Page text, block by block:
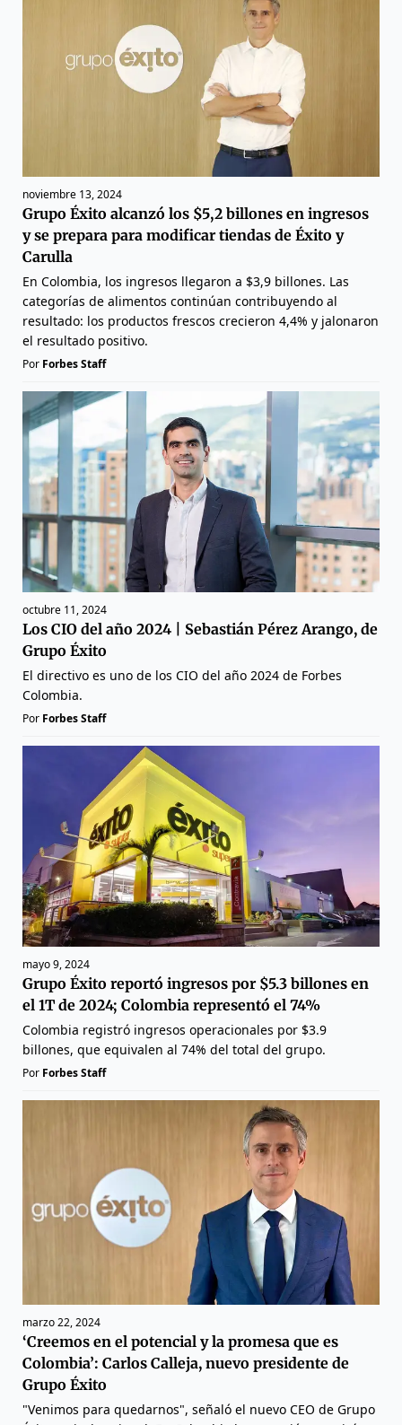
noviembre 13, 2024
Grupo Éxito alcanzó los $5,2 billones en ingresos
y se prepara para modificar tiendas de Éxito y
Carulla
En Colombia, los ingresos llegaron a $3,9 billones. Las
categorías de alimentos continúan contribuyendo al
resultado: los productos frescos crecieron 4,4% y jalonaron
el resultado positivo.
Por Forbes Staff
octubre 11, 2024
Los CIO del año 2024 | Sebastián Pérez Arango, de
Grupo Éxito
El directivo es uno de los CIO del año 2024 de Forbes
Colombia.
Por Forbes Staff
mayo 9, 2024
Grupo Éxito reportó ingresos por $5.3 billones en
el 1T de 2024; Colombia representó el 74%
Colombia registró ingresos operacionales por $3.9
billones, que equivalen al 74% del total del grupo.
Por Forbes Staff
marzo 22, 2024
‘Creemos en el potencial y la promesa que es
Colombia’: Carlos Calleja, nuevo presidente de
Grupo Éxito
"Venimos para quedarnos", señaló el nuevo CEO de Grupo